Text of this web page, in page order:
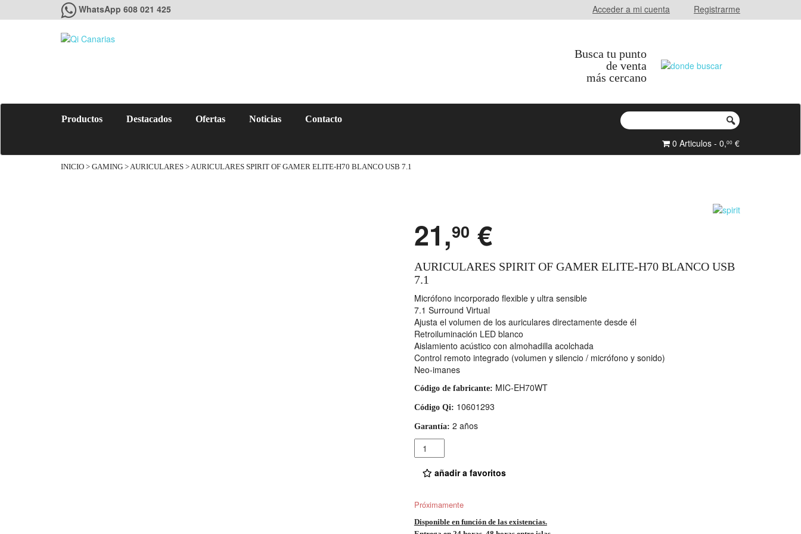
WhatsApp 608 021 425 Acceder a mi cuenta Registrarme
Busca tu punto
de venta
más cercano
Productos Destacados Ofertas Noticias Contacto
0 Articulos - 0,00 €
INICIO > GAMING >AURICULARES > AURICULARES SPIRIT OF GAMER ELITE-H70 BLANCO USB 7.1
21,90 €
AURICULARES SPIRIT OF GAMER ELITE-H70 BLANCO USB
7.1
Micrófono incorporado flexible y ultra sensible
7.1 Surround Virtual
Ajusta el volumen de los auriculares directamente desde él
Retroiluminación LED blanco
Aislamiento acústico con almohadilla acolchada
Control remoto integrado (volumen y silencio / micrófono y sonido)
Neo-imanes
Código de fabricante: MIC-EH70WT
Código Qi: 10601293
Garantía: 2 años
Cantidad
añadir a favoritos
Próximamente
Disponible en función de las existencias.